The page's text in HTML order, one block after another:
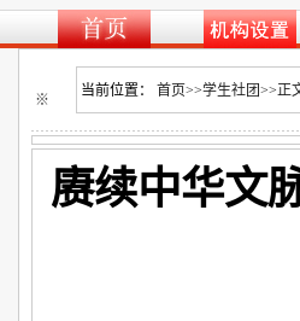
※
当前位置： 首页>>学生社团>>正
赓续中华文